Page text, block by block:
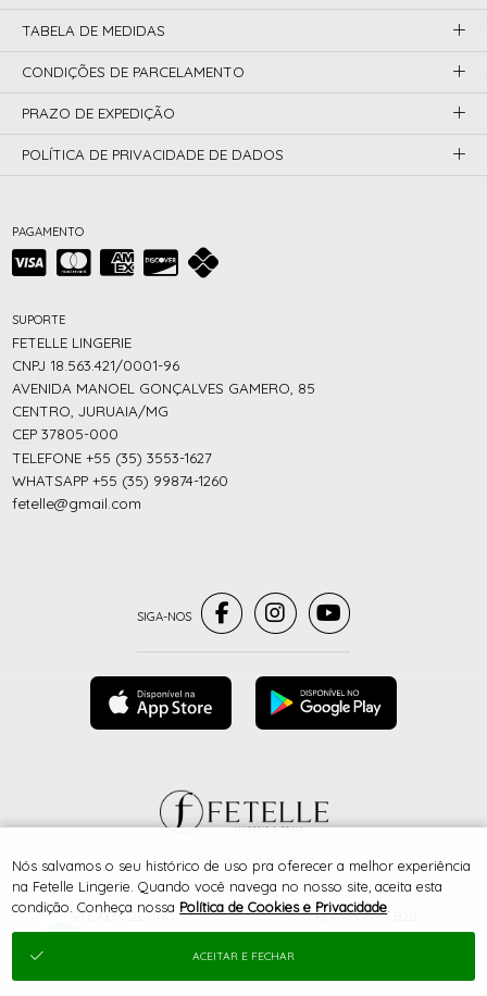
PAGAMENTO
SITE 100% SEGURO PLATAFORMA B2B
SUPORTE
FETELLE LINGERIE
CNPJ 18.563.421/0001-96
AVENIDA MANOEL GONÇALVES GAMERO, 85
CENTRO, JURUAIA/MG
CEP 37805-000
TELEFONE +55 (35) 3553-1627
WHATSAPP +55 (35) 99874-1260
fetelle@gmail.com
TABELA DE MEDIDAS
CONDIÇÕES DE PARCELAMENTO
PRAZO DE EXPEDIÇÃO
POLÍTICA DE PRIVACIDADE DE DADOS
® TODOS DIREITOS RESERVADOS
Nós salvamos o seu histórico de uso pra oferecer a melhor experiência
na Fetelle Lingerie. Quando você navega no nosso site, aceita esta
condição. Conheça nossa Política de Cookies e Privacidade
ACEITAR E FECHAR